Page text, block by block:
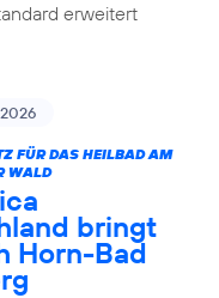
erweitert
FÜR DAS HEILBAD AM
WALD
bringt
Horn-Bad